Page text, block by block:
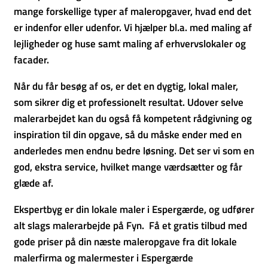
mange forskellige typer af maleropgaver, hvad end det
er indenfor eller udenfor. Vi hjælper bl.a. med maling af
lejligheder og huse samt maling af erhvervslokaler og
facader.
Når du får besøg af os, er det en dygtig, lokal maler,
som sikrer dig et professionelt resultat. Udover selve
malerarbejdet kan du også få kompetent rådgivning og
inspiration til din opgave, så du måske ender med en
anderledes men endnu bedre løsning. Det ser vi som en
god, ekstra service, hvilket mange værdsætter og får
glæde af.
Ekspertbyg er din lokale maler i Espergærde, og udfører
alt slags malerarbejde på Fyn. Få et gratis tilbud med
gode priser på din næste maleropgave fra dit lokale
malerfirma og malermester i Espergærde